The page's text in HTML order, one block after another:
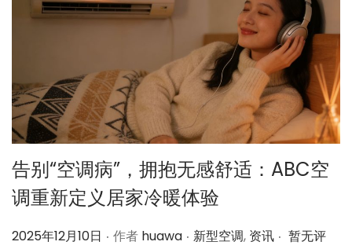
告别“空调病”，拥抱无感舒适：ABC空
调重新定义居家冷暖体验
作
2025年12月10日 . 作者 huawa . 作
新型空调, 资讯 . 暂无评